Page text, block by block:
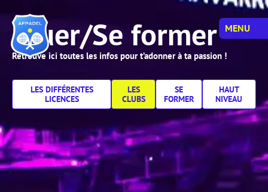
MENU
Jouer/Se former
Retrouve ici toutes les infos pour t’adonner à ta passion !
LES DIFFÉRENTES
LICENCES
LES
CLUBS
SE
FORMER
HAUT
NIVEAU